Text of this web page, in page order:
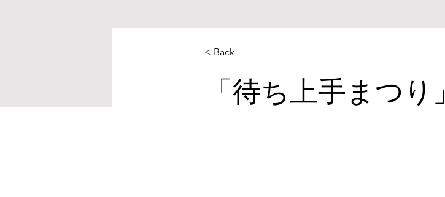
< Back
「待ち上手まつり」